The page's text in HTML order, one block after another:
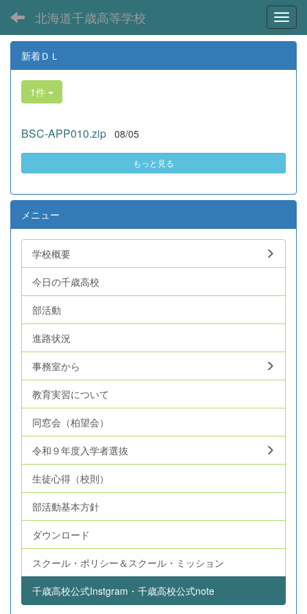
北海道千歳高等学校
新着ＤＬ
1件
BSC-APP010.zip 08/05
もっと見る
メニュー
学校概要
今日の千歳高校
部活動
進路状況
事務室から
教育実習について
同窓会（柏望会）
令和９年度入学者選抜
生徒心得（校則）
部活動基本方針
ダウンロード
スクール・ポリシー＆スクール・ミッション
千歳高校公式Instgram・千歳高校公式note